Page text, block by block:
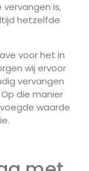
is,
hetzelfde
voor het in
wij ervoor
vervangen
die manier
waarde